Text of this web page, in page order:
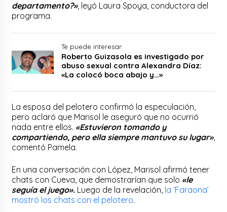
departamento?», leyó Laura Spoya, conductora del
programa.
Te puede interesar
Roberto Guizasola es investigado por
abuso sexual contra Alexandra Díaz:
«La colocó boca abajo y…»
La esposa del pelotero confirmó la especulación,
pero aclaró que Marisol le aseguró que no ocurrió
nada entre ellos. «Estuvieron tomando y
compartiendo, pero ella siempre mantuvo su lugar»,
comentó Pamela.
En una conversación con López, Marisol afirmó tener
chats con Cueva, que demostrarían que solo «le
seguía el juego». Luego de la revelación, la ‘Faraona’
mostró los chats con el pelotero.